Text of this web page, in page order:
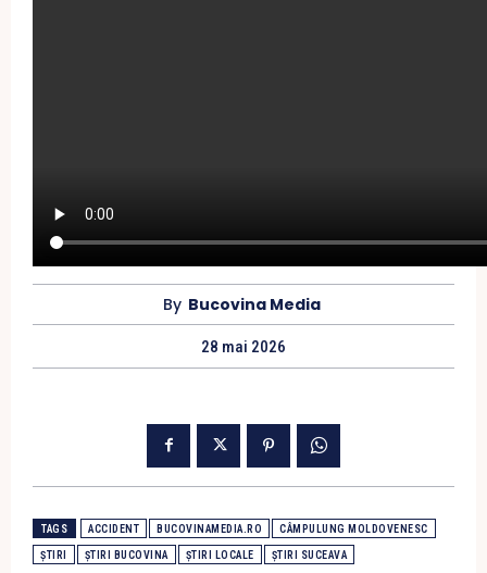
By Bucovina Media
28 mai 2026
TAGS ACCIDENT BUCOVINAMEDIA.RO CÂMPULUNG MOLDOVENESC
ȘTIRI ȘTIRI BUCOVINA ȘTIRI LOCALE ȘTIRI SUCEAVA